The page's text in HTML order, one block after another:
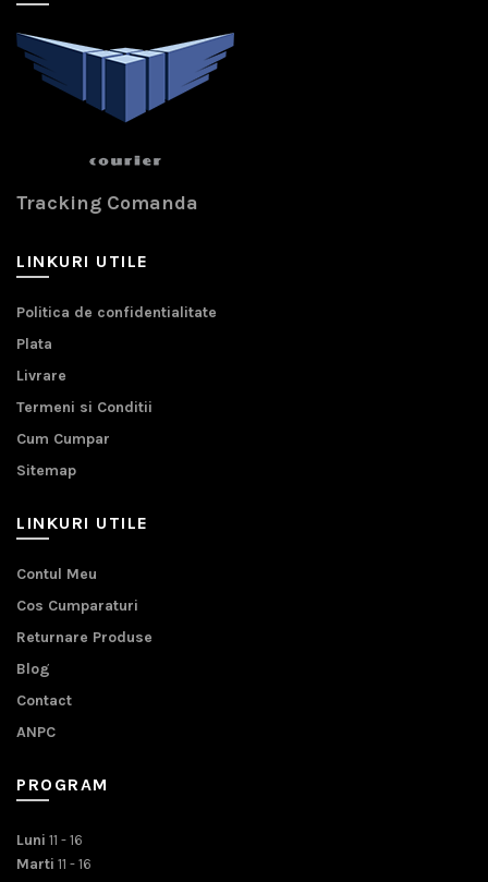
Tracking Comanda
LINKURI UTILE
Politica de confidentialitate
Plata
Livrare
Termeni si Conditii
Cum Cumpar
Sitemap
LINKURI UTILE
Contul Meu
Cos Cumparaturi
Returnare Produse
Blog
Contact
ANPC
PROGRAM
Luni 11 - 16
Marti 11 - 16